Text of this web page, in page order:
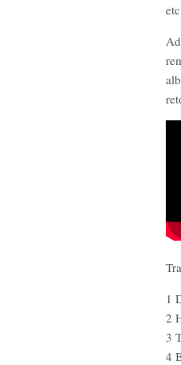
1
2
3
4